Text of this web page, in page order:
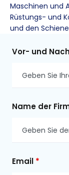
Maschinen und
Rüstungs- und
und den
Vor- und
Name der
Email *